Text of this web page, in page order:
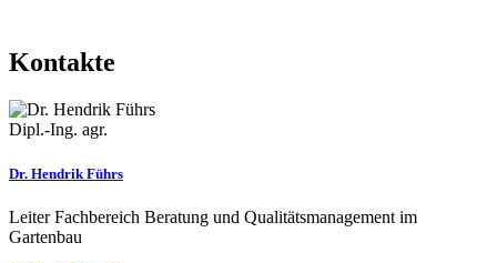
Kontakte
Dipl.-Ing. agr.
Dr. Hendrik Führs
Leiter Fachbereich Beratung und Qualitätsmanagement im
Gartenbau